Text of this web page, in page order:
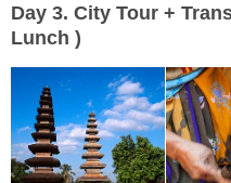
Day 3. City Tour +
Lunch )